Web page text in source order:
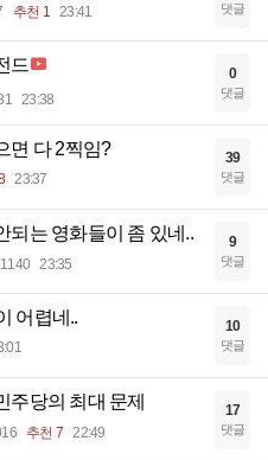
추천 1 23:41 댓글
드
23:38
0
댓글
면 다 2찍임?
23:37
39
댓글
되는 영화들이 좀 있네..
23:35
9
댓글
어렵네.. 10
댓글
주당의 최대 문제
추천 7 22:49
17
댓글